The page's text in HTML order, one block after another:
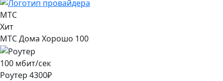
МТС
Хит
МТС Дома Хорошо 100
100 мбит/сек
Роутер 4300₽